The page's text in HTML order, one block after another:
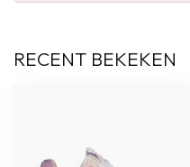
RECENT BEKEKEN